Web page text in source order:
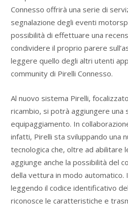
Connesso offrirà una serie di
segnalazione degli eventi
possibilità di effettuare una
condividere il proprio parere
leggere quello degli altri utenti
community di Pirelli Connesso.
Al nuovo sistema Pirelli,
ricambio, si potrà aggiungere una
equipaggiamento. In
infatti, Pirelli sta sviluppando una
tecnologica che, oltre ad abilitare
aggiunge anche la possibilità del
della vettura in modo automatico.
leggendo il codice identificativo
riconosce le caratteristiche e